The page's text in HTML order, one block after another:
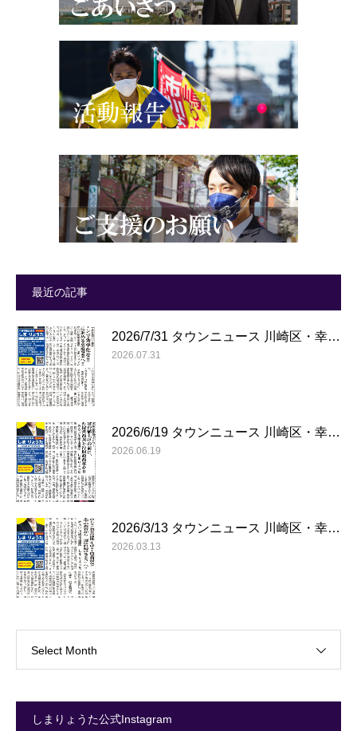
最近の記事
2026/7/31 タウンニュース 川崎区・幸…
2026.07.31
2026/6/19 タウンニュース 川崎区・幸…
2026.06.19
2026/3/13 タウンニュース 川崎区・幸…
2026.03.13
Select Month
しまりょうた公式Instagram